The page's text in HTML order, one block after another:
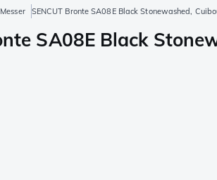
SENCUT Bronte SA08E Black Stonewashed,
SA08E Black